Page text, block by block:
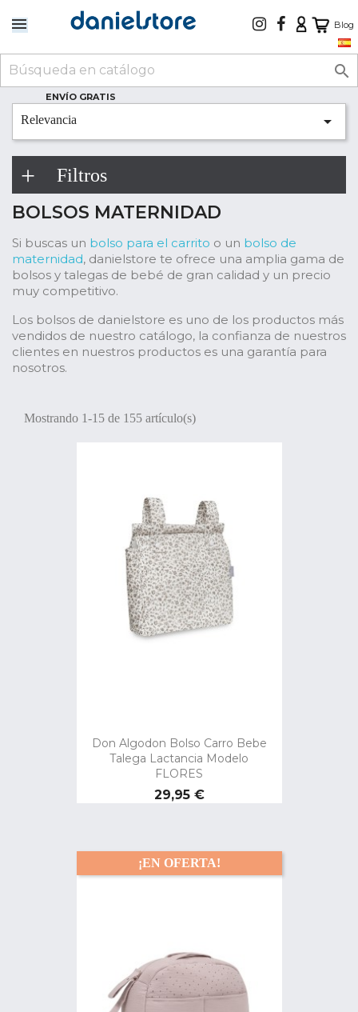
Blog

ENVÍO GRATIS
Relevancia 
Filtros
BOLSOS MATERNIDAD
Si buscas un bolso para el carrito o un bolso de
maternidad, danielstore te ofrece una amplia gama de
bolsos y talegas de bebé de gran calidad y un precio
muy competitivo.
Los bolsos de danielstore es uno de los productos más
vendidos de nuestro catálogo, la confianza de nuestros
clientes en nuestros productos es una garantía para
nosotros.
Mostrando 1-15 de 155 artículo(s)
Don Algodon Bolso Carro Bebe
Talega Lactancia Modelo
FLORES
Precio
29,95 €
¡EN OFERTA!